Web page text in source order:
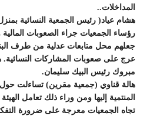
المداخلات..
هشام عياد( رئيس الجمعية النسائية
رؤساء الجمعيات جراء الصعوبات
جعلهم محل متابعات عدلية من طرف
عرج على صعوبات المشاركات النسائية.
مبروك رئيس البيك سليمان.
هالة قناوي (جمعية مقرين) تساءلت
المنتمية إليها ومن وراء ذلك تعامل
تجاه الجمعيات معرجة على ضرورة